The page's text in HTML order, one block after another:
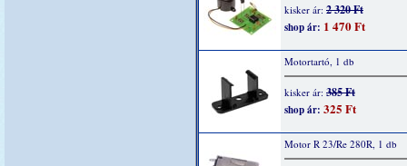
kisker ár: 2 320 Ft
shop ár: 1 470 Ft
Motortartó, 1 db
kisker ár: 385 Ft
shop ár: 325 Ft
Motor R 23/Re 280R, 1 db